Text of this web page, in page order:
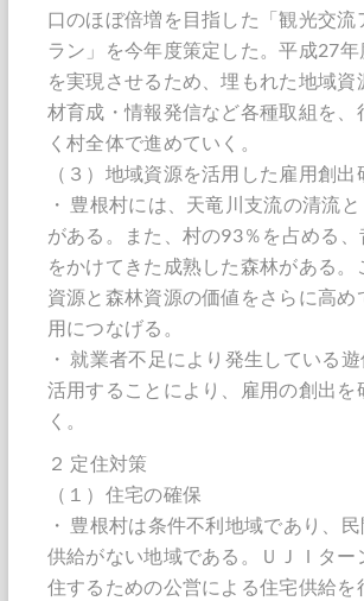
口のほぼ倍増を目指した「観光交流
ラン」を今年度策定した。平成27
を実現させるため、埋もれた地域資
材育成・情報発信など各種取組を、
く村全体で進めていく。
（３）地域資源を活用した雇用創出
・ 豊根村には、天竜川支流の清流
がある。また、村の93％を占める
をかけてきた成熟した森林がある。
資源と森林資源の価値をさらに高め
用につなげる。
・ 就業者不足により発生している
活用することにより、雇用の創出を
く。
２ 定住対策
（１）住宅の確保
・ 豊根村は条件不利地域であり、
供給がない地域である。ＵＪＩター
住するための公営による住宅供給を